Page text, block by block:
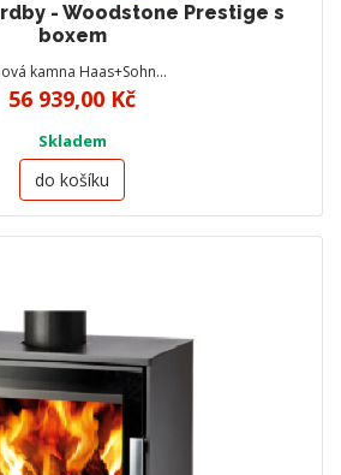
- Woodstone Prestige s
boxem
kamna Haas+Sohn…
56 939,00 Kč
Skladem
do košíku